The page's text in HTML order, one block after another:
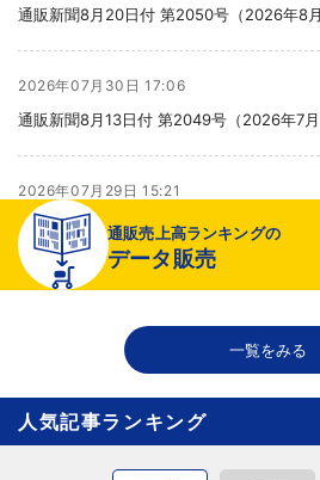
通販新聞8月20日付 第2050号（2026年8月
2026年07月30日 17:06
通販新聞8月13日付 第2049号（2026年7月
2026年07月29日 15:21
より健全な売り場へ
2026年07月29日 15:20
千趣会が新インナーブランド開発、締め付
通販売上高ランキングの
データ販売
一覧をみる
人気記事ランキング